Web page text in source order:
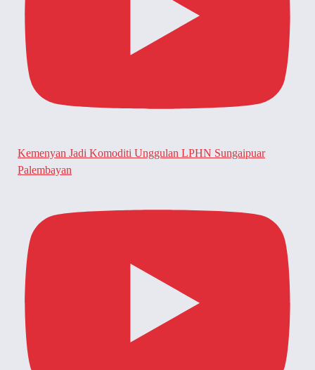
Kemenyan Jadi Komoditi Unggulan LPHN Sungaipuar
Palembayan